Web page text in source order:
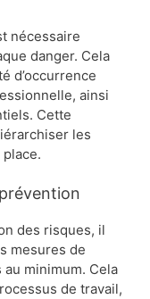
nécessaire
danger. Cela
d’occurrence
ainsi
Cette
les
prévention
des risques, il
mesures de
minimum. Cela
de travail,